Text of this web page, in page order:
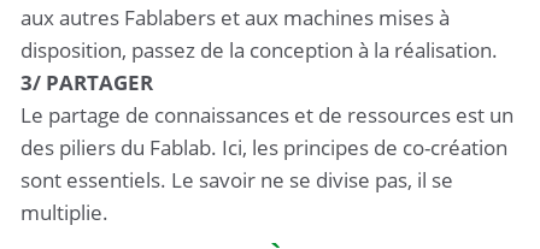
aux autres Fablabers et aux machines mises à
disposition, passez de la conception à la réalisation.
3/ PARTAGER
Le partage de connaissances et de ressources est un
des piliers du Fablab. Ici, les principes de co-création
sont essentiels. Le savoir ne se divise pas, il se
multiplie.